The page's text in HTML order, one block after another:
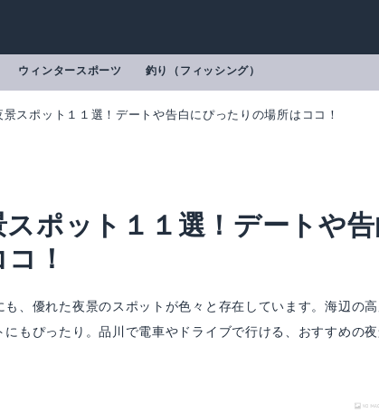
ウィンタースポーツ 釣り（フィッシング）
スポット１１選！デートや告白にぴったりの場所はココ！
ポット１１選！デートや
！
、優れた夜景のスポットが色々と存在しています。海辺の
もぴったり。品川で電車やドライブで行ける、おすすめの夜